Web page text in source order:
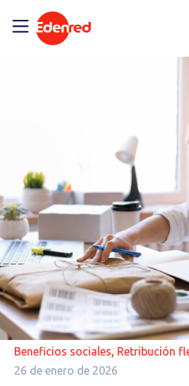
Beneficios sociales, Retribución
26 de enero de 2026